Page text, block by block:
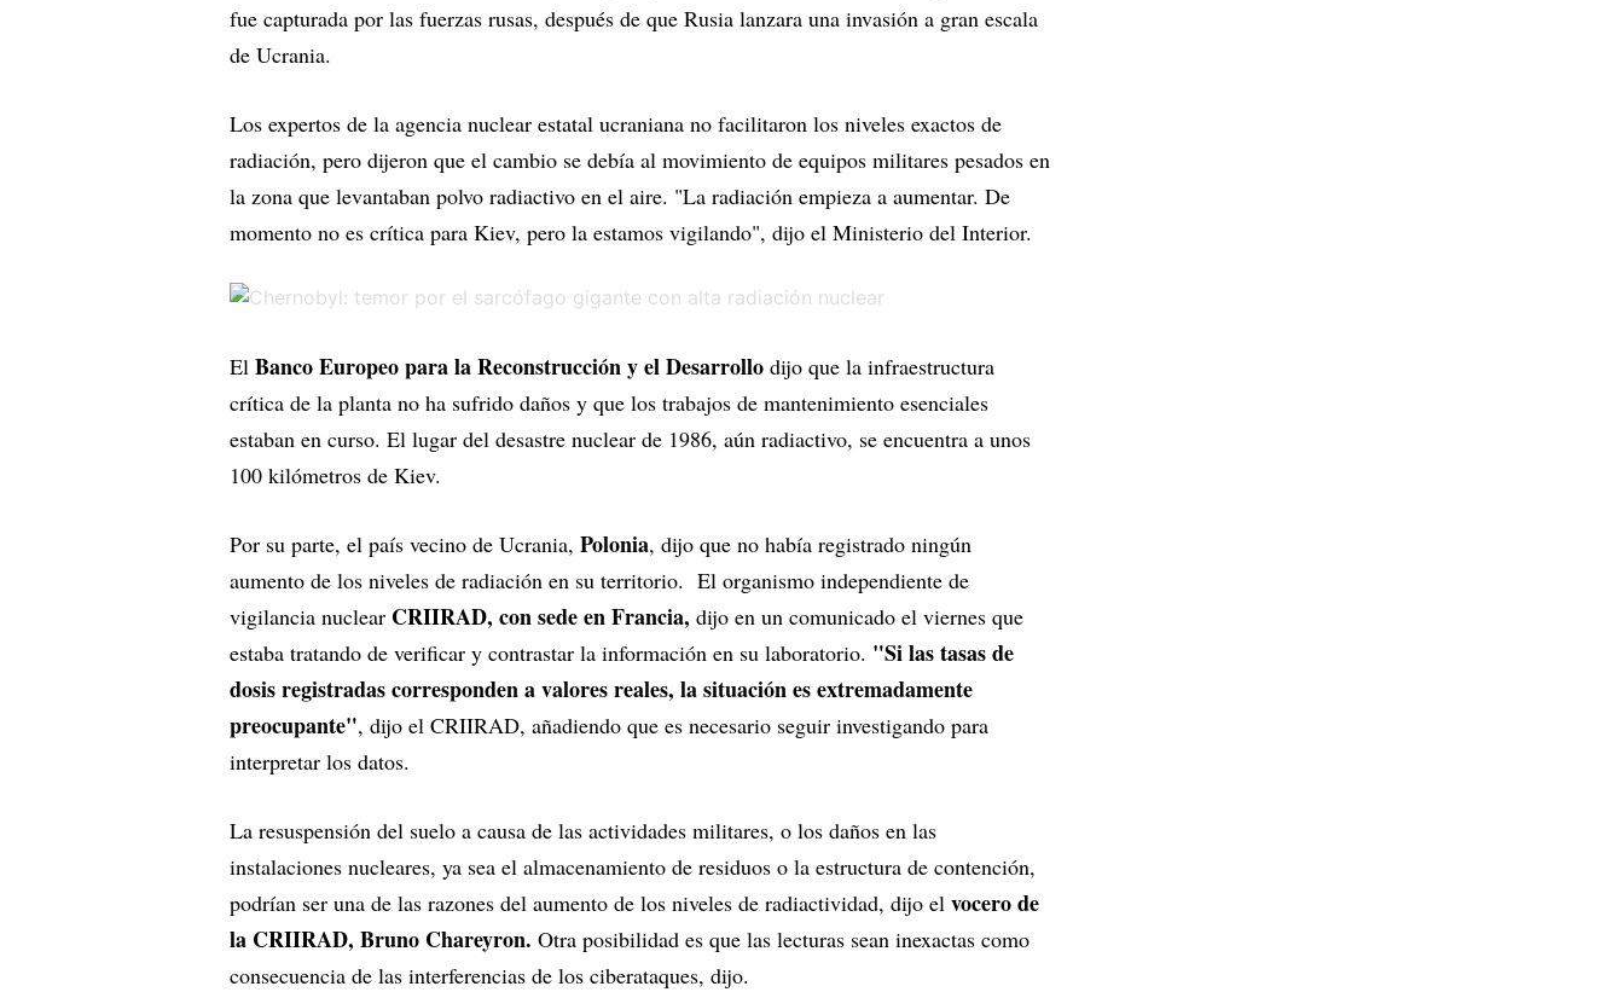
fue capturada por las fuerzas rusas, después de que Rusia lanzara una invasión a gran escala
de Ucrania.
Los expertos de la agencia nuclear estatal ucraniana no facilitaron los niveles exactos de
radiación, pero dijeron que el cambio se debía al movimiento de equipos militares pesados en
la zona que levantaban polvo radiactivo en el aire. "La radiación empieza a aumentar. De
momento no es crítica para Kiev, pero la estamos vigilando", dijo el Ministerio del Interior.
El Banco Europeo para la Reconstrucción y el Desarrollo dijo que la infraestructura
crítica de la planta no ha sufrido daños y que los trabajos de mantenimiento esenciales
estaban en curso. El lugar del desastre nuclear de 1986, aún radiactivo, se encuentra a unos
100 kilómetros de Kiev.
Por su parte, el país vecino de Ucrania, Polonia, dijo que no había registrado ningún
aumento de los niveles de radiación en su territorio. El organismo independiente de
vigilancia nuclear CRIIRAD, con sede en Francia, dijo en un comunicado el viernes que
estaba tratando de verificar y contrastar la información en su laboratorio. "Si las tasas de
dosis registradas corresponden a valores reales, la situación es extremadamente
preocupante", dijo el CRIIRAD, añadiendo que es necesario seguir investigando para
interpretar los datos.
La resuspensión del suelo a causa de las actividades militares, o los daños en las
instalaciones nucleares, ya sea el almacenamiento de residuos o la estructura de contención,
podrían ser una de las razones del aumento de los niveles de radiactividad, dijo el vocero de
la CRIIRAD, Bruno Chareyron. Otra posibilidad es que las lecturas sean inexactas como
consecuencia de las interferencias de los ciberataques, dijo.